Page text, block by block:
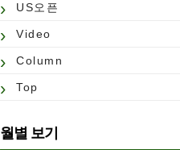
US오픈
Video
Column
Top
월별 보기